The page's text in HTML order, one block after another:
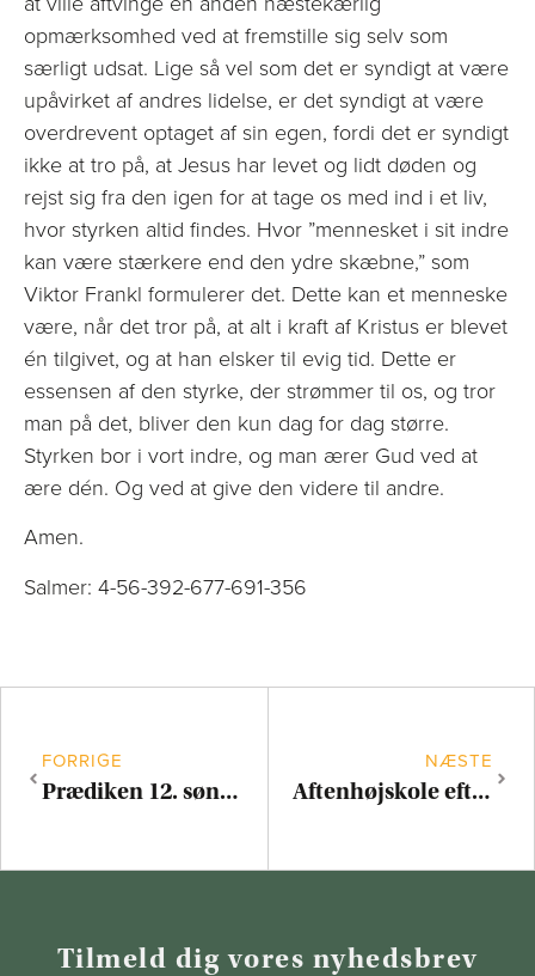
opmærksomhed ved at fremstille sig selv som
særligt udsat. Lige så vel som det er syndigt at være
upåvirket af andres lidelse, er det syndigt at være
overdrevent optaget af sin egen, fordi det er syndigt
ikke at tro på, at Jesus har levet og lidt døden og
rejst sig fra den igen for at tage os med ind i et liv,
hvor styrken altid findes. Hvor ”mennesket i sit indre
kan være stærkere end den ydre skæbne,” som
Viktor Frankl formulerer det. Dette kan et menneske
være, når det tror på, at alt i kraft af Kristus er blevet
én tilgivet, og at han elsker til evig tid. Dette er
essensen af den styrke, der strømmer til os, og tror
man på det, bliver den kun dag for dag større.
Styrken bor i vort indre, og man ærer Gud ved at
ære dén. Og ved at give den videre til andre.
Amen.
Salmer: 4-56-392-677-691-356
FORRIGE
Prædiken 12. søndag efter trinitatis
NÆSTE
Aftenhøjskole efterår 2023
Tilmeld dig vores nyhedsbrev